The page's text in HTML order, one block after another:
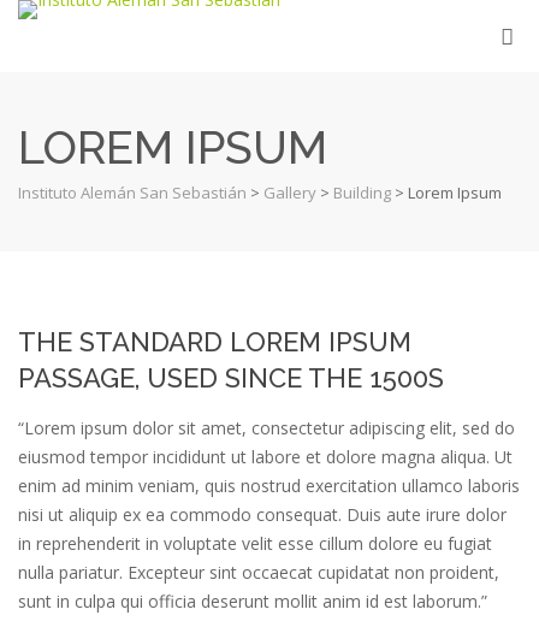
LOREM IPSUM
Instituto Alemán San Sebastián > Gallery > Building > Lorem Ipsum
THE STANDARD LOREM IPSUM
PASSAGE, USED SINCE THE 1500S
“Lorem ipsum dolor sit amet, consectetur adipiscing elit, sed do
eiusmod tempor incididunt ut labore et dolore magna aliqua. Ut
enim ad minim veniam, quis nostrud exercitation ullamco laboris
nisi ut aliquip ex ea commodo consequat. Duis aute irure dolor
in reprehenderit in voluptate velit esse cillum dolore eu fugiat
nulla pariatur. Excepteur sint occaecat cupidatat non proident,
sunt in culpa qui officia deserunt mollit anim id est laborum.”